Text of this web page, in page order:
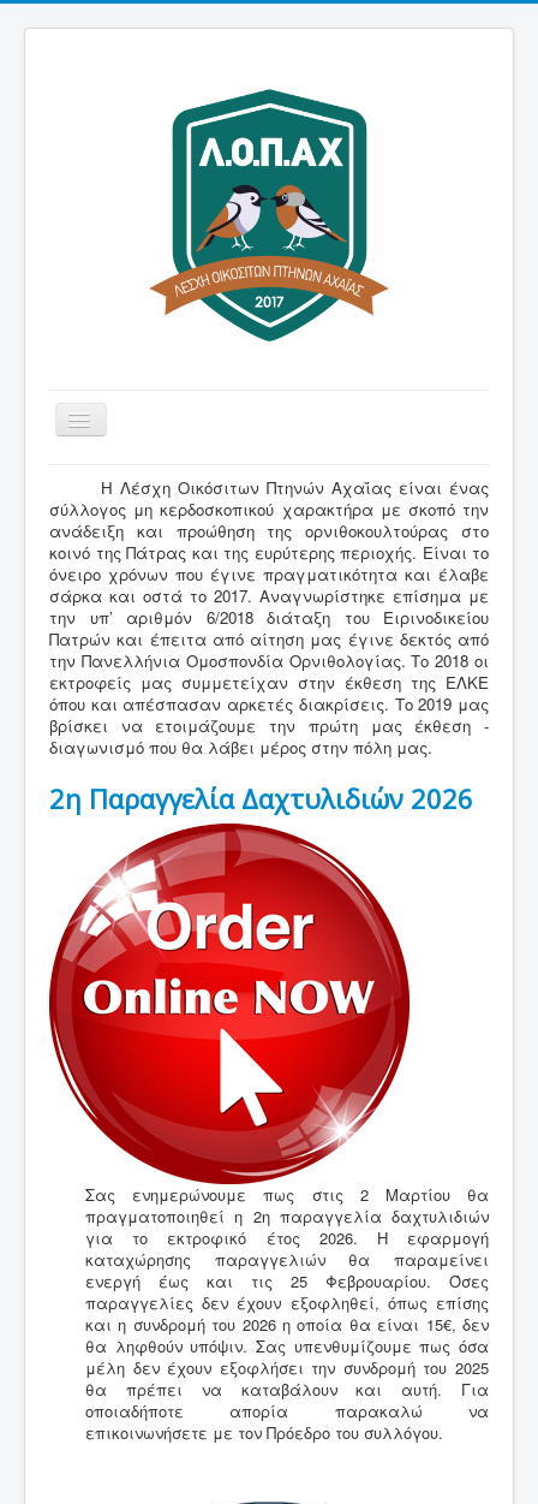
Εναλλαγή
Αρχική
Λέσχη
Νέα
Εκθέσεις
Χρήσιμες Πληροφορίες
Επικοινωνία
H Λέσχη Οικόσιτων Πτηνών Αχαΐας είναι ένας
σύλλογος μη κερδοσκοπικού χαρακτήρα με σκοπό την
ανάδειξη και προώθηση της ορνιθοκουλτούρας στο
κοινό της Πάτρας και της ευρύτερης περιοχής. Είναι το
όνειρο χρόνων που έγινε πραγματικότητα και έλαβε
σάρκα και οστά το 2017. Αναγνωρίστηκε επίσημα με
την υπ’ αριθμόν 6/2018 διάταξη του Ειρινοδικείου
Πατρών και έπειτα από αίτηση μας έγινε δεκτός από
την Πανελλήνια Ομοσπονδία Ορνιθολογίας. Το 2018 οι
εκτροφείς μας συμμετείχαν στην έκθεση της ΕΛΚΕ
όπου και απέσπασαν αρκετές διακρίσεις. Το 2019 μας
βρίσκει να ετοιμάζουμε την πρώτη μας έκθεση -
διαγωνισμό που θα λάβει μέρος στην πόλη μας.
2η Παραγγελία Δαχτυλιδιών 2026
Σας ενημερώνουμε πως στις 2 Μαρτίου θα
πραγματοποιηθεί η 2η παραγγελία δαχτυλιδιών
για το εκτροφικό έτος 2026. Η εφαρμογή
καταχώρησης παραγγελιών θα παραμείνει
ενεργή έως και τις 25 Φεβρουαρίου. Όσες
παραγγελίες δεν έχουν εξοφληθεί, όπως επίσης
και η συνδρομή του 2026 η οποία θα είναι 15€, δεν
θα ληφθούν υπόψιν. Σας υπενθυμίζουμε πως όσα
μέλη δεν έχουν εξοφλήσει την συνδρομή του 2025
θα πρέπει να καταβάλουν και αυτή. Για
οποιαδήποτε απορία παρακαλώ να
επικοινωνήσετε με τον Πρόεδρο του συλλόγου.